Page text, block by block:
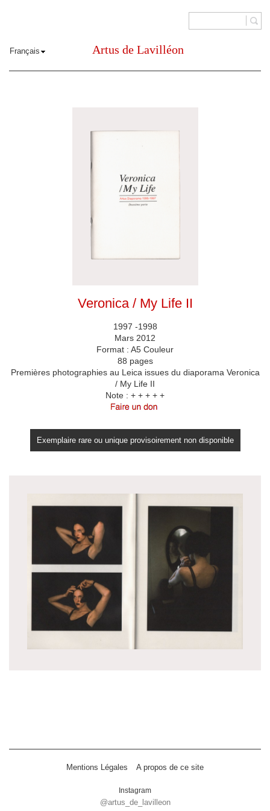
Artus de Lavilléon
Veronica / My Life II
1997 -1998
Mars 2012
Format : A5 Couleur
88 pages
Premières photographies au Leica issues du diaporama Veronica
/ My Life II
Note : + + + + +
Exemplaire rare ou unique provisoirement non disponible
Mentions Légales A propos de ce site
Instagram
@artus_de_lavilleon